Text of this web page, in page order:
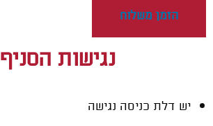
הזמן משלוח
נגישות הסניף
יש דלת כניסה נגישה